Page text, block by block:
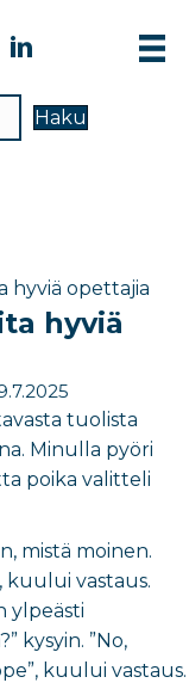
Haku
hyviä opettajia
hyviä
tuolista
Minulla pyöri
poika valitteli
mistä moinen.
kuului vastaus.
ylpeästi
kysyin. ”No,
kuului vastaus.